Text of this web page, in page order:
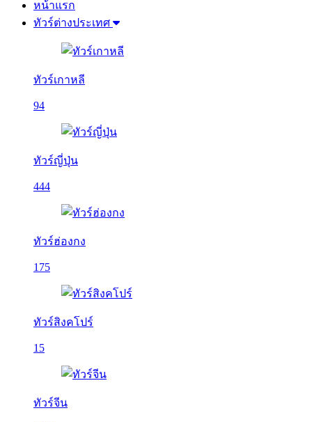
หน้าแรก
ทัวร์ต่างประเทศ
ทัวร์เกาหลี
94
ทัวร์ญี่ปุ่น
444
ทัวร์ฮ่องกง
175
ทัวร์สิงคโปร์
15
ทัวร์จีน